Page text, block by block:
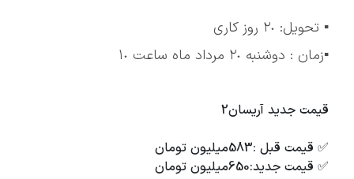
▪️ تحویل: ٢٠ روز کاری
▪️زمان : دوشنبه ٢٠ مرداد ماه ساعت ١٠
قیمت جدید آریسان2
✅ قیمت قبل :583میلیون تومان
✅ قیمت جدید:650میلیون تومان